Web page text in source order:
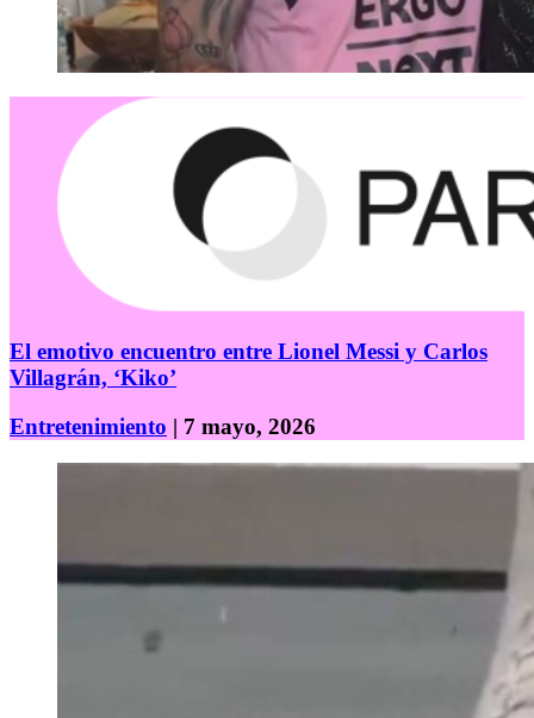
El emotivo encuentro entre Lionel Messi y Carlos
Villagrán, ‘Kiko’
Entretenimiento | 7 mayo, 2026